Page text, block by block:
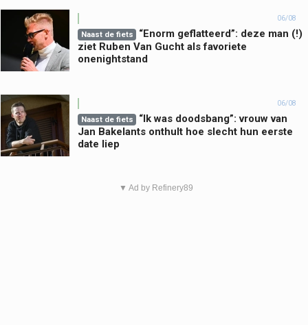
06/08
Naast de fiets
“Enorm geflatteerd”: deze man (!)
ziet Ruben Van Gucht als favoriete
onenightstand
06/08
Naast de fiets
“Ik was doodsbang”: vrouw van
Jan Bakelants onthult hoe slecht hun eerste
date liep
▼ Ad by Refinery89